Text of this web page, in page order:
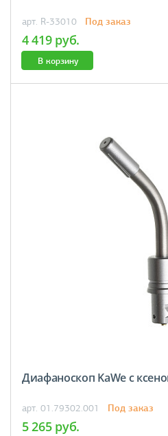
арт. R-33010 Под заказ
4 419 руб.
В корзину
Диафаноскоп KaWe с
арт. 01.79302.001 Под заказ
5 265 руб.